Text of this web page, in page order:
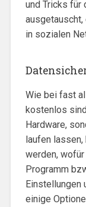
und Tricks für
in sozialen
Wie bei fast
kostenlos
Hardware,
laufen
werden,
Programm
Einstellungen
einige